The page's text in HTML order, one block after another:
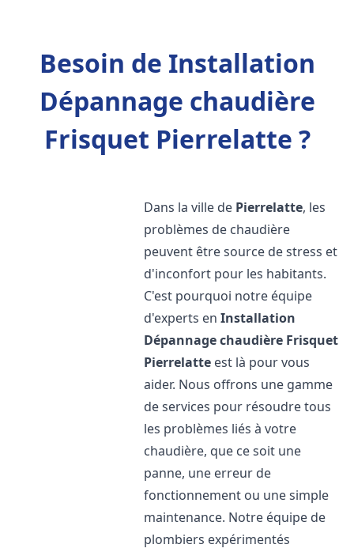
Besoin de Installation
Dépannage chaudière
Frisquet Pierrelatte ?
Dans la ville de Pierrelatte, les
problèmes de chaudière
peuvent être source de stress et
d'inconfort pour les habitants.
C'est pourquoi notre équipe
d'experts enInstallation
Dépannage chaudière Frisquet
Pierrelatte est là pour vous
aider. Nous offrons une gamme
de services pour résoudre tous
les problèmes liés à votre
chaudière, que ce soit une
panne, une erreur de
fonctionnement ou une simple
maintenance. Notre équipe de
plombiers expérimentés